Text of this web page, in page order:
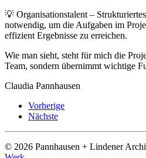
💡 Organisationstalent –
notwendig, um die Aufgaben im
effizient Ergebnisse zu erreichen.
Wie man sieht, steht für mich die
Team, sondern übernimmt wichtige
Claudia Pannhausen
Vorherige
Nächste
© 2026 Pannhausen + Lindener